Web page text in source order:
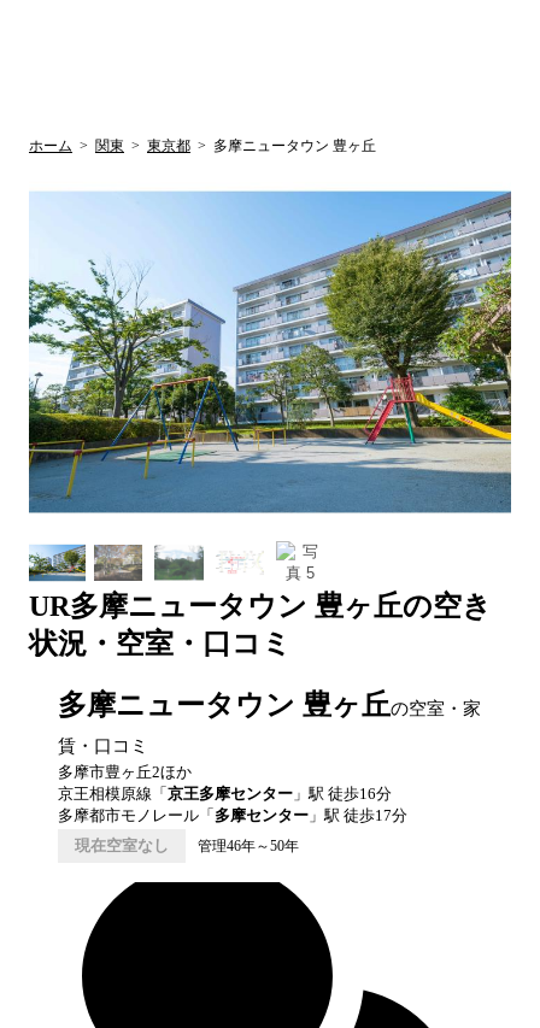
ホーム > 関東 > 東京都 > 多摩ニュータウン 豊ヶ丘
UR多摩ニュータウン 豊ヶ丘の空き
状況・空室・口コミ
多摩ニュータウン 豊ヶ丘の空室・家
賃・口コミ
多摩市豊ヶ丘2ほか
京王相模原線 「 京王多摩センター 」駅 徒歩16分
多摩都市モノレール 「 多摩センター 」駅 徒歩17分
現在空室なし
管理46年～50年